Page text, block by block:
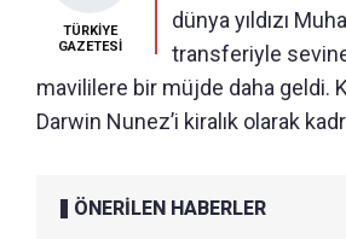
TÜRKİYE
GAZETESİ
dünya yıldızı
transferiyle
mavililere bir müjde daha geldi.
Darwin Nunez’i kiralık olarak
ÖNERİLEN HABERLER